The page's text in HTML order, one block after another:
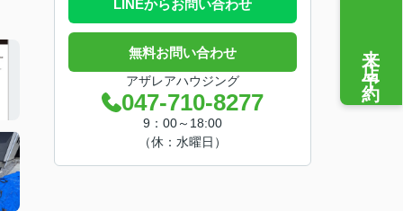
LINEからお問い合わせ
無料お問い合わせ
アザレアハウジング
047-710-8277
9：00～18:00
（休：水曜日）
来店予約